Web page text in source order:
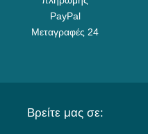
PayPal
Μεταγραφές 24
Βρείτε μας σε: